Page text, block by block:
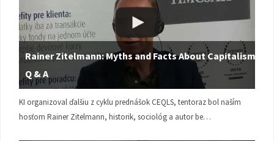
Rainer Zitelmann: Myths and Facts About Capitalism |
Q & A
KI organizoval ďalšiu z cyklu prednášok CEQLS, tentoraz bol naším
hosťom Rainer Zitelmann, historik, sociológ a autor be…